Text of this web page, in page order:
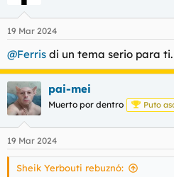
19 Mar 2024
@Ferris di un tema serio para ti.
pai-mei
Muerto por dentro Puto
19 Mar 2024
Sheik Yerbouti rebuznó: